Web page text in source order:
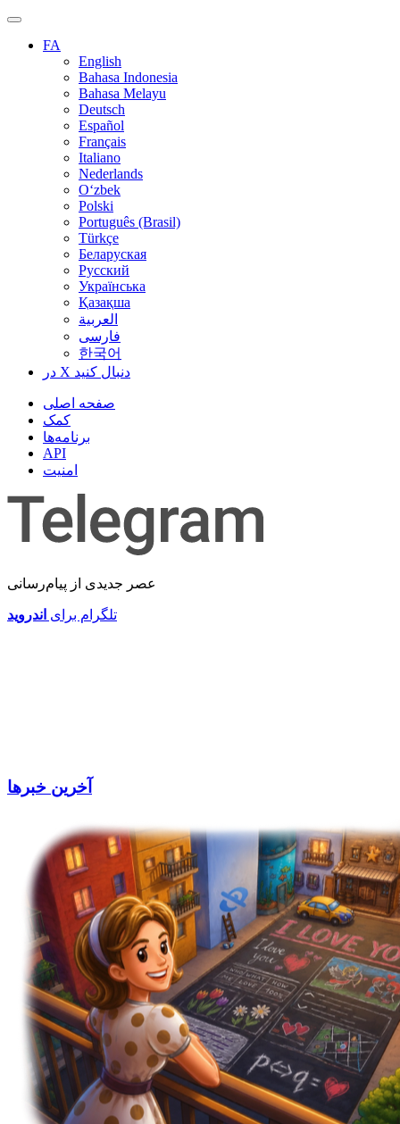
FA
English
Bahasa Indonesia
Bahasa Melayu
Deutsch
Español
Français
Italiano
Nederlands
O‘zbek
Polski
Português (Brasil)
Türkçe
Беларуская
Русский
Українська
Қазақша
العربية
فارسی
한국어
در X دنبال کنید
صفحه اصلی
کمک
‎برنامه‌ها
API
امنیت
عصر جدیدی از پیام‌رسانی
تلگرام برای اندروید
آخرین خبرها